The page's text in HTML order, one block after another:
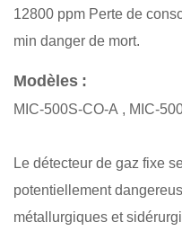
12800 ppm Perte de
min danger de mort.
Modèles :
MIC-500S-CO-A , MIC-
Le détecteur de gaz fixe
potentiellement
métallurgiques et